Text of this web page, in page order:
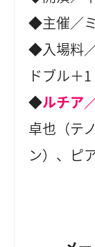
◆主催／
◆入場料
ドブル＋
◆ルチア
卓也（テ
ン）、ピ